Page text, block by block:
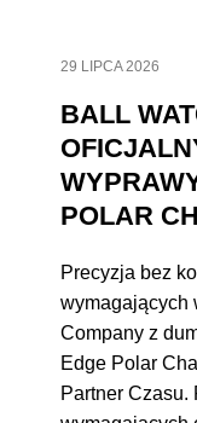
29 LIPCA 2026
BALL
POLAR
Precyzja bez
wymagających
Company z
Edge Polar
Partner